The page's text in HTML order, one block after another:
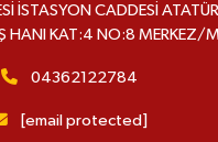
İSTASYON CADDESİ
HANI KAT:4 NO:8 MERKEZ/
04362122784
[email protected]